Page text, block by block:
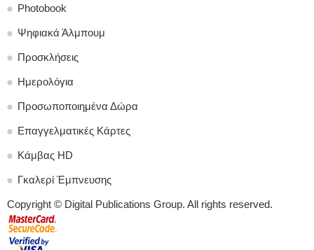
Photobook
Ψηφιακά Άλμπουμ
Προσκλήσεις
Ημερολόγια
Προσωποποιημένα Δώρα
Επαγγελματικές Κάρτες
Κάμβας HD
Γκαλερί Έμπνευσης
Copyright © Digital Publications Group. All rights reserved.